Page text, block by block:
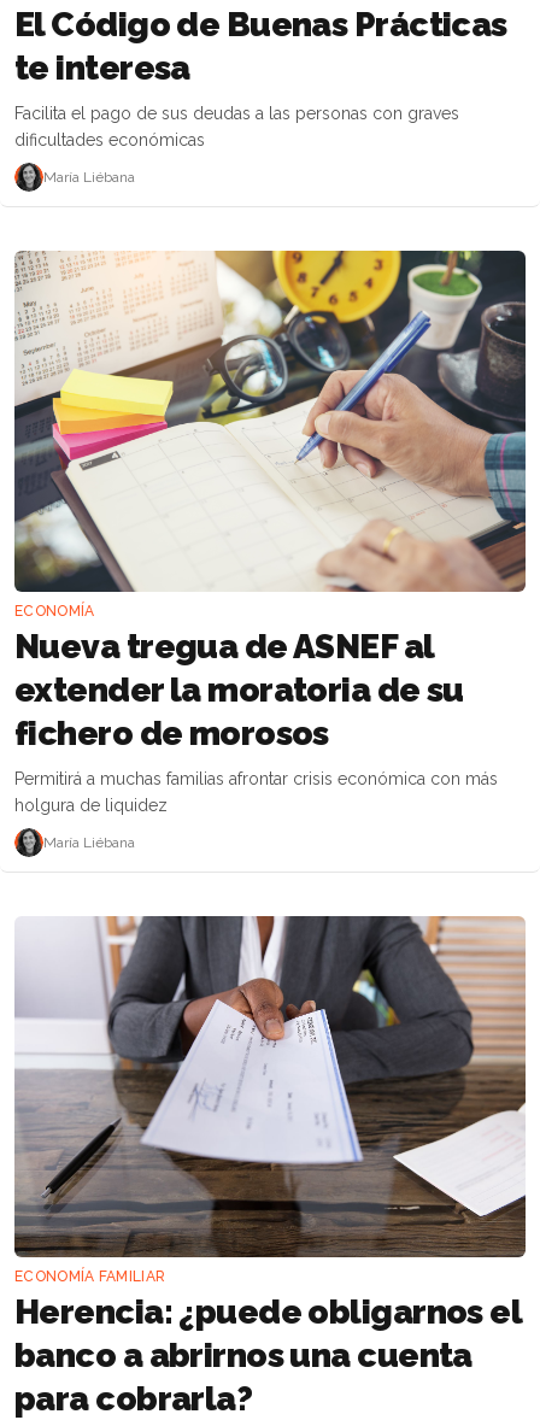
El Código de Buenas Prácticas
te interesa
Facilita el pago de sus deudas a las personas con graves
dificultades económicas
María Liébana
ECONOMÍA
Nueva tregua de ASNEF al
extender la moratoria de su
fichero de morosos
Permitirá a muchas familias afrontar crisis económica con más
holgura de liquidez
María Liébana
ECONOMÍA FAMILIAR
Herencia: ¿puede obligarnos el
banco a abrirnos una cuenta
para cobrarla?